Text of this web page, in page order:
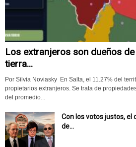
Los extranjeros son dueños
tierra...
Por Silvia Noviasky En Salta, el 11.27% del
propietarios extranjeros. Se trata de
del promedio...
Con los votos justos, el
de...